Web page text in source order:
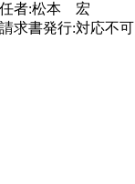
任者:松本 宏
求書発行:対応不可